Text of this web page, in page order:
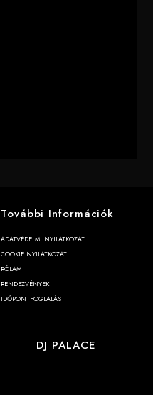
További Információk
ADATVÉDELMI NYILATKOZAT
COOKIE NYILATKOZAT
RÓLAM
RENDEZVÉNYEK
IDŐPONTFOGLALÁS
DJ PALACE